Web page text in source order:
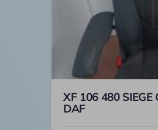
XF 106 480 SIEGE
DAF